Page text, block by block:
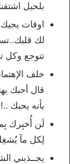
بلحيل
اوقات
لك
تتوجع
خلف
قال أحبك
بأنه يحبك ..!
لَن أُخبِرك
لِكل مآ
ﻳﺠــﺬﺑﻨﻲ